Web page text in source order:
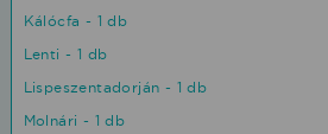
Kálócfa - 1 db
Lenti - 1 db
Lispeszentadorján - 1 db
Molnári - 1 db